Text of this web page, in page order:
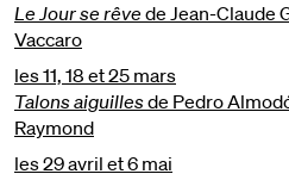
Le Jour se rêve de Jean-Claude
Vaccaro
les 11, 18 et 25 mars
Talons aiguillesde Pedro
Raymond
les 29 avril et 6 mai